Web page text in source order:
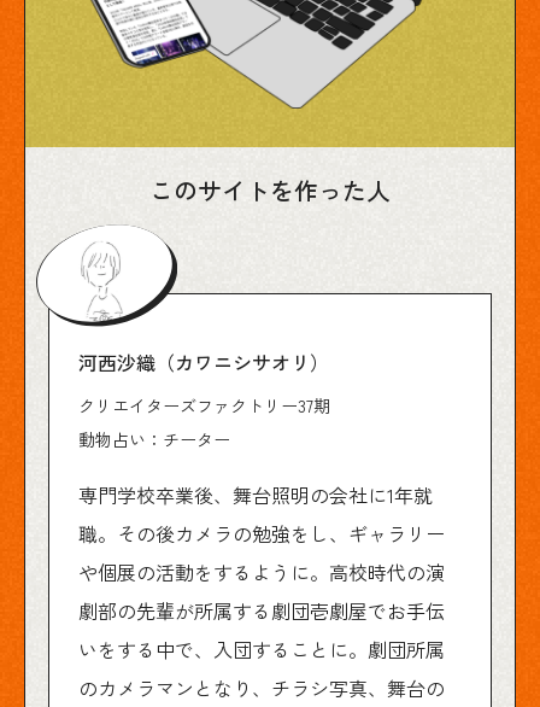
このサイトを作った人
河西沙織（カワニシサオリ）
クリエイターズファクトリー37期
動物占い：チーター
専門学校卒業後、舞台照明の会社に1年就
職。その後カメラの勉強をし、ギャラリー
や個展の活動をするように。高校時代の演
劇部の先輩が所属する劇団壱劇屋でお手伝
いをする中で、入団することに。劇団所属
のカメラマンとなり、チラシ写真、舞台の